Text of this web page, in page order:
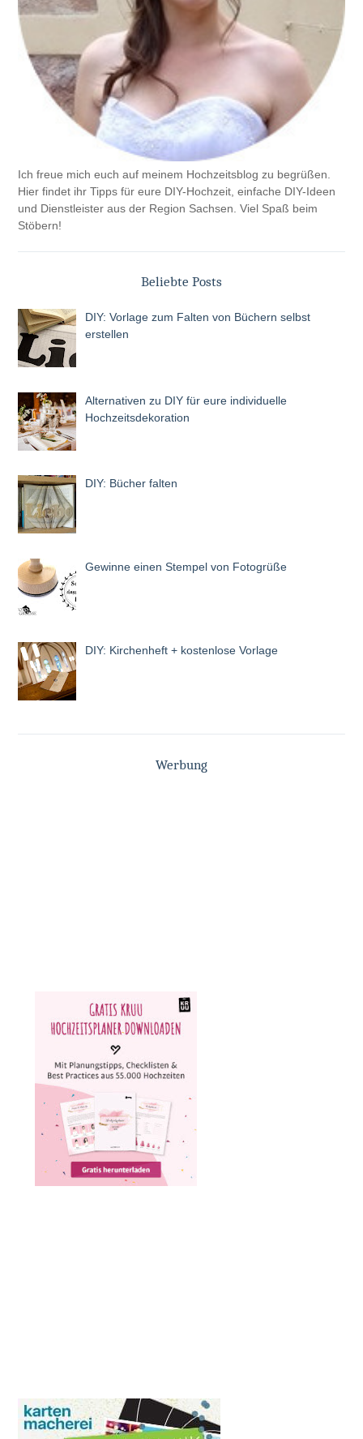
Ich freue mich euch auf meinem Hochzeitsblog zu begrüßen.
Hier findet ihr Tipps für eure DIY-Hochzeit, einfache DIY-Ideen
und Dienstleister aus der Region Sachsen. Viel Spaß beim
Stöbern!
Beliebte Posts
DIY: Vorlage zum Falten von Büchern selbst
erstellen
Alternativen zu DIY für eure individuelle
Hochzeitsdekoration
DIY: Bücher falten
Gewinne einen Stempel von Fotogrüße
DIY: Kirchenheft + kostenlose Vorlage
Werbung